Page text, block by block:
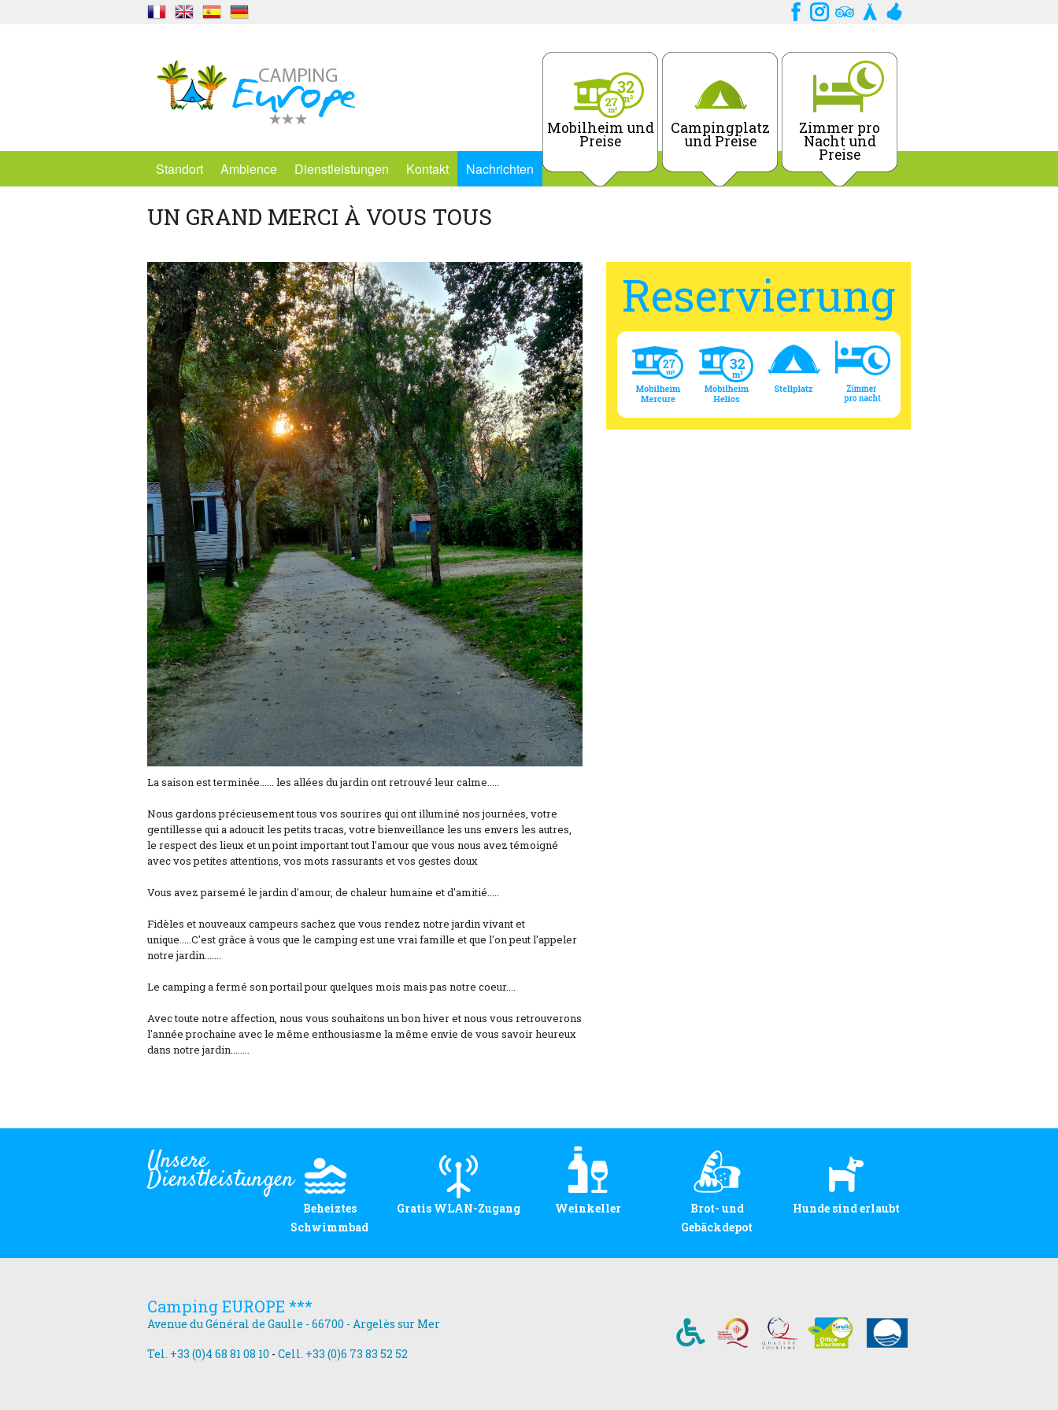
Standort Ambience Dienstleistungen Kontakt Nachrichten
Mobilheim und
Preise
Campingplatz
und Preise
Zimmer pro
Nacht und
Preise
UN GRAND MERCI À VOUS TOUS
La saison est terminée...... les allées du jardin ont retrouvé leur calme.....
Nous gardons précieusement tous vos sourires qui ont illuminé nos journées, votre
gentillesse qui a adoucit les petits tracas, votre bienveillance les uns envers les autres,
le respect des lieux et un point important tout l'amour que vous nous avez témoigné
avec vos petites attentions, vos mots rassurants et vos gestes doux
Vous avez parsemé le jardin d'amour, de chaleur humaine et d'amitié.....
Fidèles et nouveaux campeurs sachez que vous rendez notre jardin vivant et
unique.....C'est grâce à vous que le camping est une vrai famille et que l'on peut l'appeler
notre jardin.......
Le camping a fermé son portail pour quelques mois mais pas notre coeur....
Avec toute notre affection, nous vous souhaitons un bon hiver et nous vous retrouverons
l'année prochaine avec le même enthousiasme la même envie de vous savoir heureux
dans notre jardin........
Reservierung
Unsere
Dienstleistungen
Beheiztes
Schwimmbad
Gratis WLAN-Zugang Weinkeller
Brot- und
Gebäckdepot
Hunde sind erlaubt
Camping EUROPE ***
Avenue du Général de Gaulle - 66700 - Argelès sur Mer
Tel. +33 (0)4 68 81 08 10 - Cell. +33 (0)6 73 83 52 52